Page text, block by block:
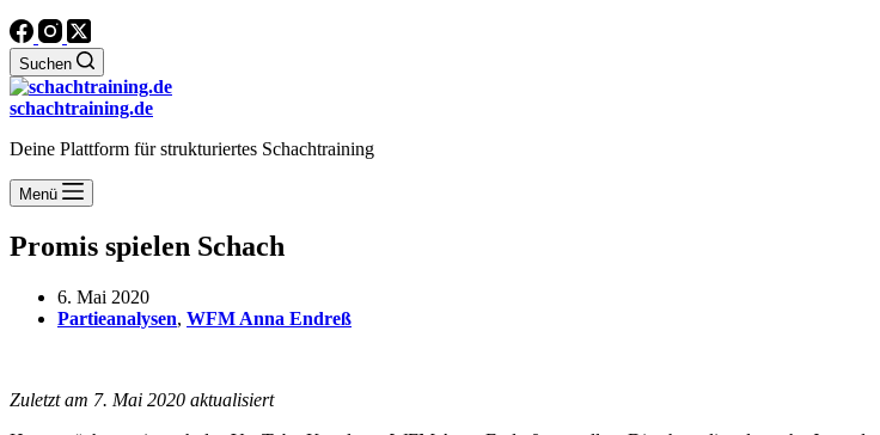
Suchen
schachtraining.de
Deine Plattform für strukturiertes Schachtraining
Menü
Promis spielen Schach
6. Mai 2020
Partieanalysen, WFM Anna Endreß
Zuletzt am 7. Mai 2020 aktualisiert